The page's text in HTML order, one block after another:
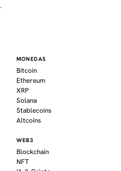
MONEDAS
Bitcoin
Ethereum
XRP
Solana
Stablecoins
Altcoins
WEB3
Blockchain
NFT